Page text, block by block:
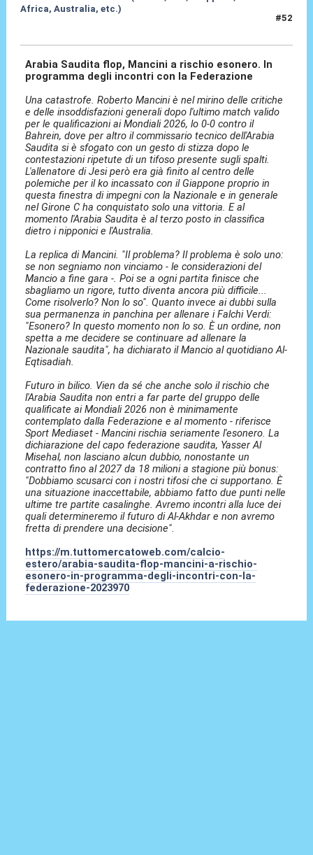
Africa, Australia, etc.)
#52
Arabia Saudita flop, Mancini a rischio esonero. In
programma degli incontri con la Federazione
Una catastrofe. Roberto Mancini è nel mirino delle critiche
e delle insoddisfazioni generali dopo l'ultimo match valido
per le qualificazioni ai Mondiali 2026, lo 0-0 contro il
Bahrein, dove per altro il commissario tecnico dell'Arabia
Saudita si è sfogato con un gesto di stizza dopo le
contestazioni ripetute di un tifoso presente sugli spalti.
L'allenatore di Jesi però era già finito al centro delle
polemiche per il ko incassato con il Giappone proprio in
questa finestra di impegni con la Nazionale e in generale
nel Girone C ha conquistato solo una vittoria. E al
momento l'Arabia Saudita è al terzo posto in classifica
dietro i nipponici e l'Australia.
La replica di Mancini. "Il problema? Il problema è solo uno:
se non segniamo non vinciamo - le considerazioni del
Mancio a fine gara -. Poi se a ogni partita finisce che
sbagliamo un rigore, tutto diventa ancora più difficile...
Come risolverlo? Non lo so". Quanto invece ai dubbi sulla
sua permanenza in panchina per allenare i Falchi Verdi:
"Esonero? In questo momento non lo so. È un ordine, non
spetta a me decidere se continuare ad allenare la
Nazionale saudita", ha dichiarato il Mancio al quotidiano Al-
Eqtisadiah.
Futuro in bilico. Vien da sé che anche solo il rischio che
l'Arabia Saudita non entri a far parte del gruppo delle
qualificate ai Mondiali 2026 non è minimamente
contemplato dalla Federazione e al momento - riferisce
Sport Mediaset - Mancini rischia seriamente l'esonero. La
dichiarazione del capo federazione saudita, Yasser Al
Misehal, non lasciano alcun dubbio, nonostante un
contratto fino al 2027 da 18 milioni a stagione più bonus:
"Dobbiamo scusarci con i nostri tifosi che ci supportano. È
una situazione inaccettabile, abbiamo fatto due punti nelle
ultime tre partite casalinghe. Avremo incontri alla luce dei
quali determineremo il futuro di Al-Akhdar e non avremo
fretta di prendere una decisione".
https://m.tuttomercatoweb.com/calcio-
estero/arabia-saudita-flop-mancini-a-rischio-
esonero-in-programma-degli-incontri-con-la-
federazione-2023970